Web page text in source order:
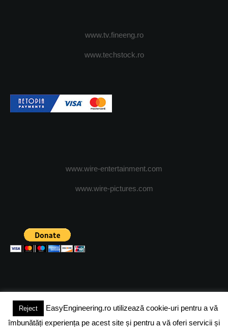
www.tv.fineeng.ro
www.techstock.ro
www.wire-entertainment.com
www.wire-pictures.com
(c) 2024 - FineEngineeringMagazine. All rights reserved.
Reject
EasyEngineering.ro utilizează cookie-uri pentru a vă
îmbunătăți experiența pe acest site și pentru a vă oferi servicii și